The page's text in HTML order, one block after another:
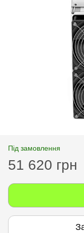
Під замовлення
51 620 грн